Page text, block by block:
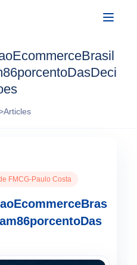
Articles
FMCG-Paulo Costa